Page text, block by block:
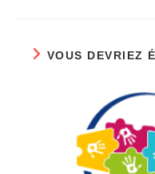
VOUS DEVRIEZ